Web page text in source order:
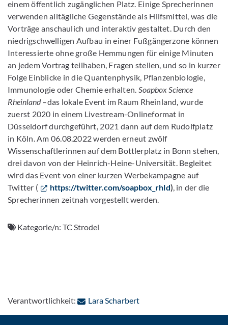
einem öffentlich zugänglichen Platz. Einige Sprecherinnen
verwenden alltägliche Gegenstände als Hilfsmittel, was die
Vorträge anschaulich und interaktiv gestaltet. Durch den
niedrigschwelligen Aufbau in einer Fußgängerzone können
Interessierte ohne große Hemmungen für einige Minuten
an jedem Vortrag teilhaben, Fragen stellen, und so in kurzer
Folge Einblicke in die Quantenphysik, Pflanzenbiologie,
Immunologie oder Chemie erhalten. Soapbox Science
Rheinland–das lokale Event im Raum Rheinland, wurde
zuerst 2020 in einem Livestream-Onlineformat in
Düsseldorf durchgeführt, 2021 dann auf dem Rudolfplatz
in Köln. Am 06.08.2022 werden erneut zwölf
Wissenschaftlerinnen auf dem Bottlerplatz in Bonn stehen,
drei davon von der Heinrich-Heine-Universität. Begleitet
wird das Event von einer kurzen Werbekampagne auf
Twitter (
https://twitter.com/soapbox_rhld) , in der die
Sprecherinnen zeitnah vorgestellt werden.
Kategorie/n:TC Strodel
Verantwortlichkeit: Lara Scharbert: Per E-Mail kontaktieren